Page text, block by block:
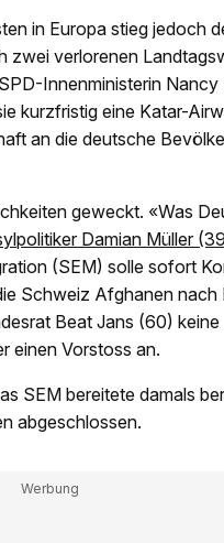
in Europa stieg jedoch
zwei verlorenen
Innenministerin
kurzfristig eine Katar-
an die deutsche
geweckt. «Was
Damian Müller
(SEM) solle sofort
Schweiz Afghanen
Beat Jans (60)
einen Vorstoss an.
SEM bereitete damals
abgeschlossen.